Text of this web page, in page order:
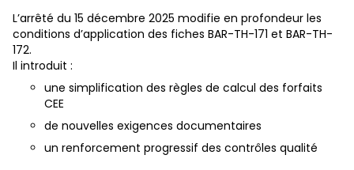
L’arrêté du 15 décembre 2025 modifie en profondeur les
conditions d’application des fiches BAR-TH-171 et BAR-TH-
172.
Il introduit :
une simplification des règles de calcul des forfaits
CEE
de nouvelles exigences documentaires
un renforcement progressif des contrôles qualité